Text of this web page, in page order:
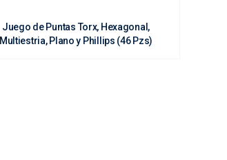
Juego de Puntas Torx, Hexagonal,
Multiestria, Plano y Phillips (46 Pzs)